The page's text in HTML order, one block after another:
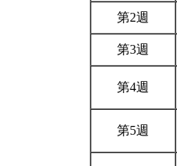
第2週
第3週
第4週
第5週